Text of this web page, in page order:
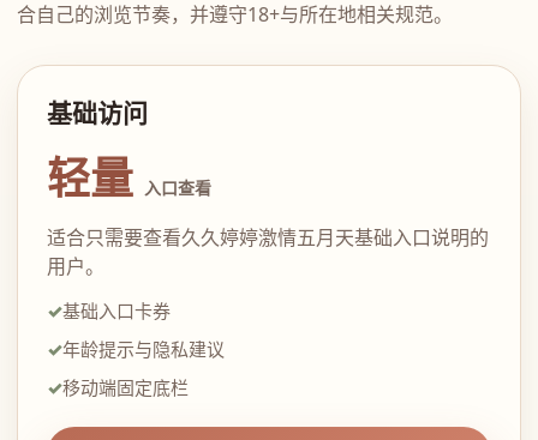
合自己的浏览节奏，并遵守18+与所在地相关规范。
基础访问
轻量 入口查看
适合只需要查看久久婷婷激情五月天基础入口说明的
用户。
基础入口卡券
年龄提示与隐私建议
移动端固定底栏